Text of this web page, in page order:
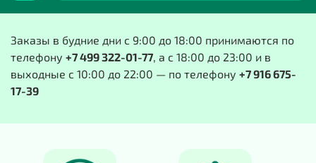
Заказы в будние дни с 9:00 до 18:00 принимаются по
телефону +7 499 322-01-77, а с 18:00 до 23:00 и в
выходные с 10:00 до 22:00 — по телефону +7 916 675-
17-39